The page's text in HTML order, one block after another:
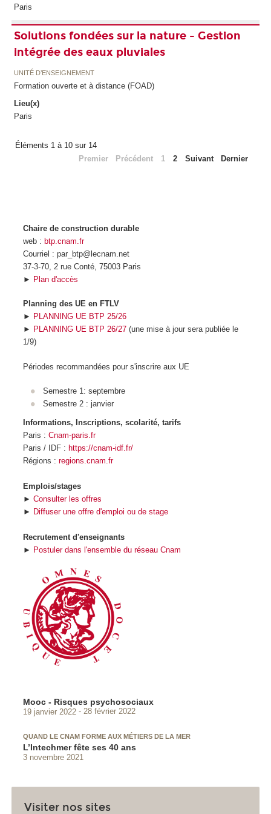
Paris
Solutions fondées sur la nature - Gestion
intégrée des eaux pluviales
UNITÉ D’ENSEIGNEMENT
Formation ouverte et à distance (FOAD)
Lieu(x)
Paris
Éléments 1 à 10 sur 14
Premier
Précédent 1 2 Suivant Dernier
Chaire de construction durable
web : btp.cnam.fr
Courriel : par_btp@lecnam.net
37-3-70, 2 rue Conté, 75003 Paris
► Plan d'accès
Planning des UE en FTLV
► PLANNING UE BTP 25/26
► PLANNING UE BTP 26/27 (une mise à jour sera publiée le
1/9)
Périodes recommandées pour s'inscrire aux UE
Semestre 1: septembre
Semestre 2 : janvier
Informations, Inscriptions, scolarité, tarifs
Paris : Cnam-paris.fr
Paris / IDF : https://cnam-idf.fr/
Régions : regions.cnam.fr
Emplois/stages
► Consulter les offres
► Diffuser une offre d'emploi ou de stage
Recrutement d'enseignants
► Postuler dans l'ensemble du réseau Cnam
Mooc - Risques psychosociaux
19 janvier 2022 28 février 2022
QUAND LE CNAM FORME AUX MÉTIERS DE LA MER
L’Intechmer fête ses 40 ans
3 novembre 2021
Visiter nos sites